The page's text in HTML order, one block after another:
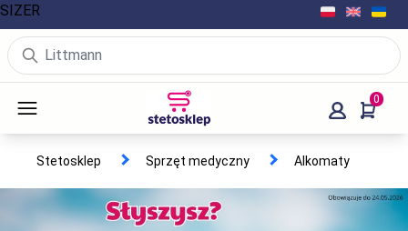
0
Stetosklep Sprzęt medyczny Alkomaty
SIZER